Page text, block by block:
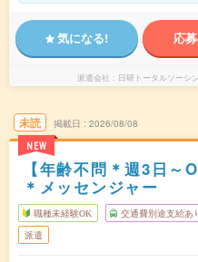
気になる! 応
派遣会社 日研トータルソーシ
未読
NEW
掲載日 2026/08/08
【年齢不問＊週3日～
＊メッセンジャー
職種未経験OK 交通費別途支給あ
派遣